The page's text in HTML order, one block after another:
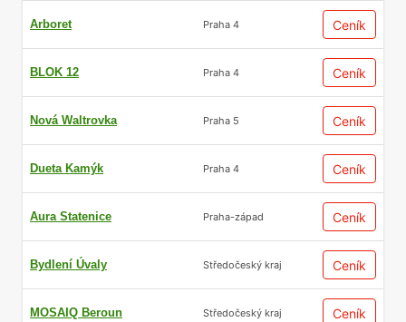
Arboret Praha 4 Ceník
BLOK 12 Praha 4 Ceník
Nová Waltrovka Praha 5 Ceník
Dueta Kamýk Praha 4 Ceník
Aura Statenice Praha-západ Ceník
Bydlení Úvaly Středočeský kraj Ceník
MOSAIQ Beroun Středočeský kraj Ceník